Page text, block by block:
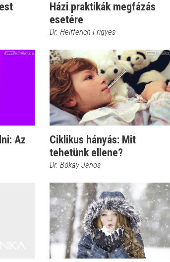
Házi praktikák megfázás
esetére
Dr. Helfferich Frigyes
Az
Ciklikus hányás: Mit
tehetünk ellene?
Dr. Bókay János